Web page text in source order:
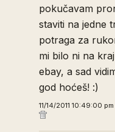
pokučavam
staviti na jedne
potraga za
mi bilo ni na
ebay, a sad
god hoćeš! :)
11/14/2011 10:49:00 pm